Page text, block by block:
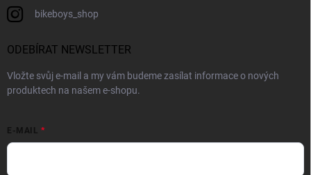
bikeboys_shop
ODEBÍRAT NEWSLETTER
Vložte svůj e-mail a my vám budeme zasílat informace o nových
produktech na našem e-shopu.
E-MAIL